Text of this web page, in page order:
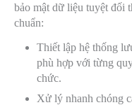
bảo mật dữ liệu tuyệt đối
chuẩn:
Thiết lập hệ thống
phù hợp với từng
chức.
Xử lý nhanh chóng